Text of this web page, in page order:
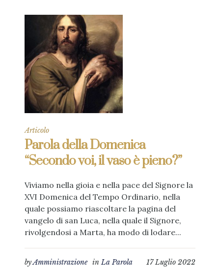
Articolo
Parola della Domenica
“Secondo voi, il vaso è pieno?”
Viviamo nella gioia e nella pace del Signore la
XVI Domenica del Tempo Ordinario, nella
quale possiamo riascoltare la pagina del
vangelo di san Luca, nella quale il Signore,
rivolgendosi a Marta, ha modo di lodare...
17 Luglio 2022
byAmministrazione inLa Parola